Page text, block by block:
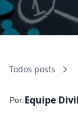
Todos posts
Por:Equipe